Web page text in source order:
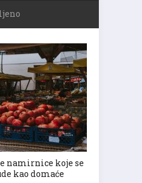
namirnice koje se
kao domaće